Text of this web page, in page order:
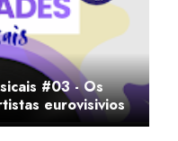
#03 - Os
eurovisivios